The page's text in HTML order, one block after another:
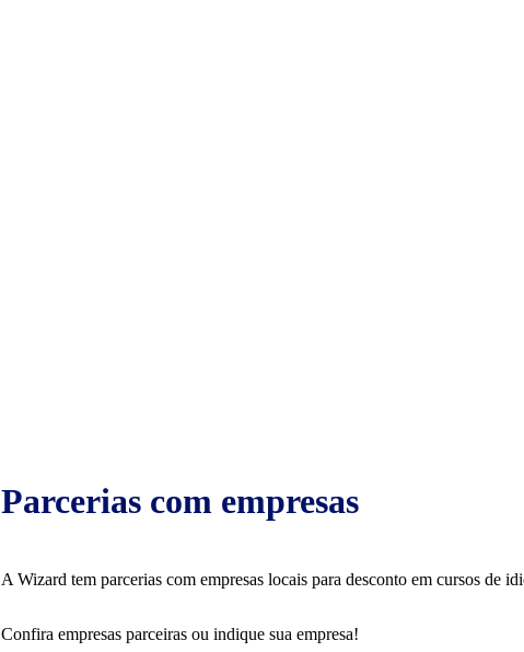
Parcerias com empresas
A Wizard tem parcerias com empresas locais para desconto em cursos de
Confira empresas parceiras ou indique sua empresa!